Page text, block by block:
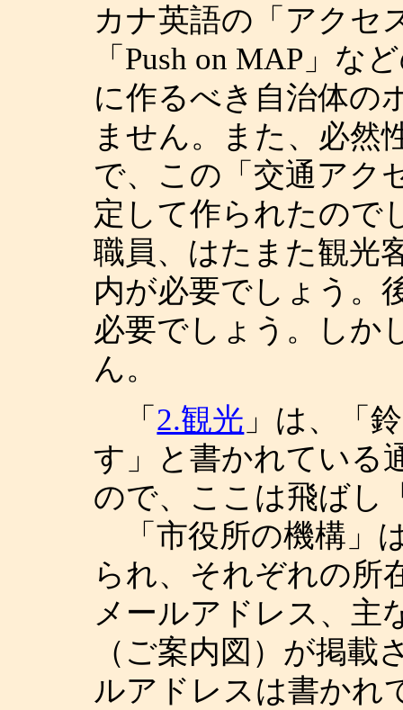
カナ英語の「アクセ
「Push on MAP」な
に作るべき自治体の
ません。また、必然
で、この「交通アク
定して作られたので
職員、はたまた観光
内が必要でしょう。
必要でしょう。しか
ん。
「 2.観光 」は、「
す」と書かれている
ので、ここは飛ばし
「市役所の機構」
られ、それぞれの所
メールアドレス、主
（ご案内図）が掲
ルアドレスは書かれ